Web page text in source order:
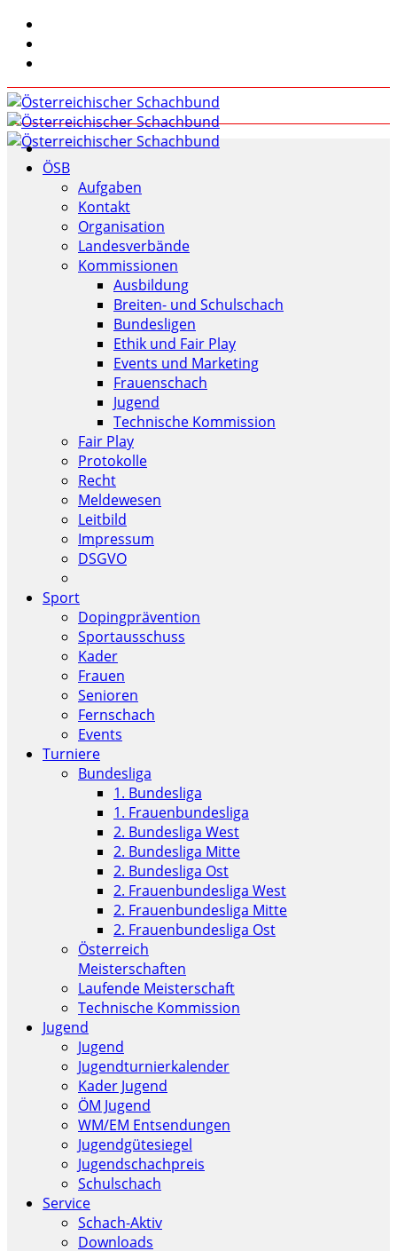
ÖSB
Aufgaben
Kontakt
Organisation
Landesverbände
Kommissionen
Ausbildung
Breiten- und Schulschach
Bundesligen
Ethik und Fair Play
Events und Marketing
Frauenschach
Jugend
Technische Kommission
Fair Play
Protokolle
Recht
Meldewesen
Leitbild
Impressum
DSGVO
Sport
Dopingprävention
Sportausschuss
Kader
Frauen
Senioren
Fernschach
Events
Turniere
Bundesliga
1. Bundesliga
1. Frauenbundesliga
2. Bundesliga West
2. Bundesliga Mitte
2. Bundesliga Ost
2. Frauenbundesliga West
2. Frauenbundesliga Mitte
2. Frauenbundesliga Ost
Österreich
Meisterschaften
Laufende Meisterschaft
Technische Kommission
Jugend
Jugend
Jugendturnierkalender
Kader Jugend
ÖM Jugend
WM/EM Entsendungen
Jugendgütesiegel
Jugendschachpreis
Schulschach
Service
Schach-Aktiv
Downloads